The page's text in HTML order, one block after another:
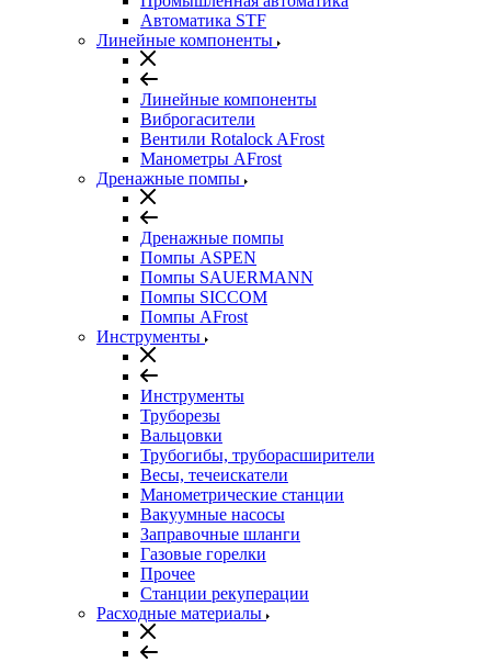
Автоматика STF
Линейные компоненты
Линейные компоненты
Виброгасители
Вентили Rotalock AFrost
Манометры AFrost
Дренажные помпы
Дренажные помпы
Помпы ASPEN
Помпы SAUERMANN
Помпы SICCOM
Помпы AFrost
Инструменты
Инструменты
Труборезы
Вальцовки
Трубогибы, труборасширители
Весы, течеискатели
Манометрические станции
Вакуумные насосы
Заправочные шланги
Газовые горелки
Прочее
Станции рекуперации
Расходные материалы